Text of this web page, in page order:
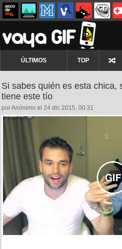
ÚLTIMOS TOP
Si sabes quién es esta chica,
tiene este tío
por Anónimo el 24 dic 2015, 00:31